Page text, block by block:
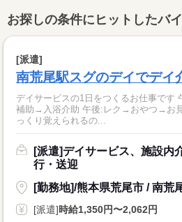
お探しの条件にヒットしたバ
[派遣]
南荒尾駅スグのデイでデイ
デイサービスの1日をつくるお仕事です
補助→入浴介助 午後:レク→おやつ→お
っくり覚えられるの...
[派遣]デイサービス、施設内
行・送迎
[勤務地]/熊本県荒尾市 / 南荒
[派遣]時給1,350円〜2,062円